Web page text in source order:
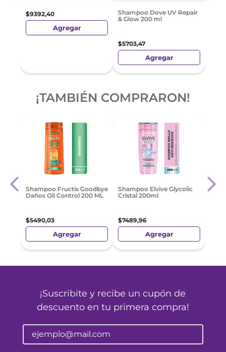
$9392,40
Agregar
Shampoo Dove UV Repair
& Glow 200 ml
$5703,47
Agregar
¡TAMBIÉN COMPRARON!
Shampoo Fructis Goodbye
Daños Oil Control 200 ML
$5490,03
Agregar
Shampoo Elvive Glycolic
Cristal 200ml
$7489,96
Agregar
¡Suscribite y recibe un cupón de
descuento en tu primera compra!